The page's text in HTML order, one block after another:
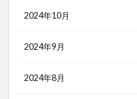
2024年10月
2024年9月
2024年8月